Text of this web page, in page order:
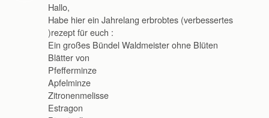
Hallo,
Habe hier ein Jahrelang erbrobtes (verbessertes
)rezept für euch :
Ein großes Bündel Waldmeister ohne Blüten
Blätter von
Pfefferminze
Apfelminze
Zitronenmelisse
Estragon